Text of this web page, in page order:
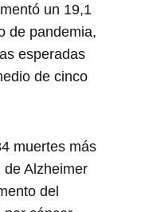
un 19,1
de pandemia,
esperadas
de cinco
muertes más
de Alzheimer
del